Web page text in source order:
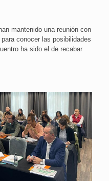
mantenido una reunión con
conocer las posibilidades
ha sido el de recabar